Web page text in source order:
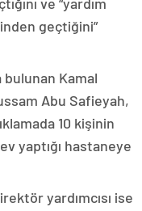
geçtiğini”
bulunan Kamal
Abu Safieyah,
10 kişinin
yaptığı hastaneye
yardımcısı ise